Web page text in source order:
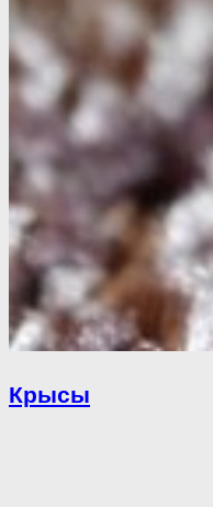
Крысы